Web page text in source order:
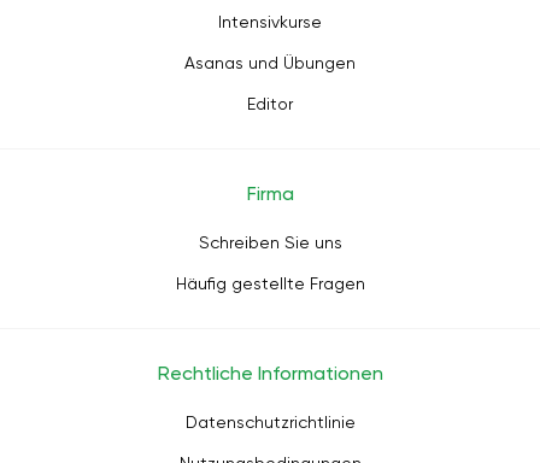
Intensivkurse
Asanas und Übungen
Editor
Firma
Schreiben Sie uns
Häufig gestellte Fragen
Rechtliche Informationen
Datenschutzrichtlinie